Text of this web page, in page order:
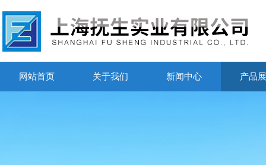
网站首页 关于我们 新闻中心 产品